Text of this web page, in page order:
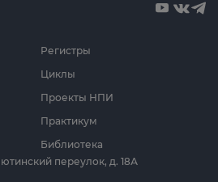
Циклы
Проекты НПИ
Практикум
Библиотека
Регистры
переулок, д. 18А